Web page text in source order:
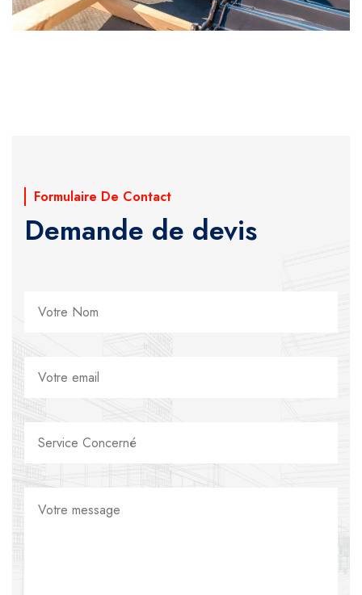
Formulaire De Contact
Demande de devis